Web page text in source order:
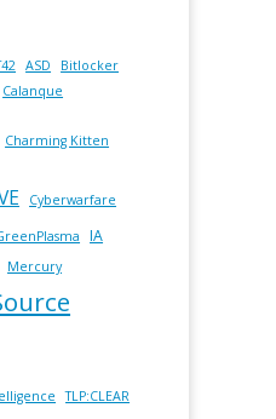
ASD
Bitlocker
Calanque
Charming Kitten
Cyberwarfare
IA
Mercury
TLP:CLEAR